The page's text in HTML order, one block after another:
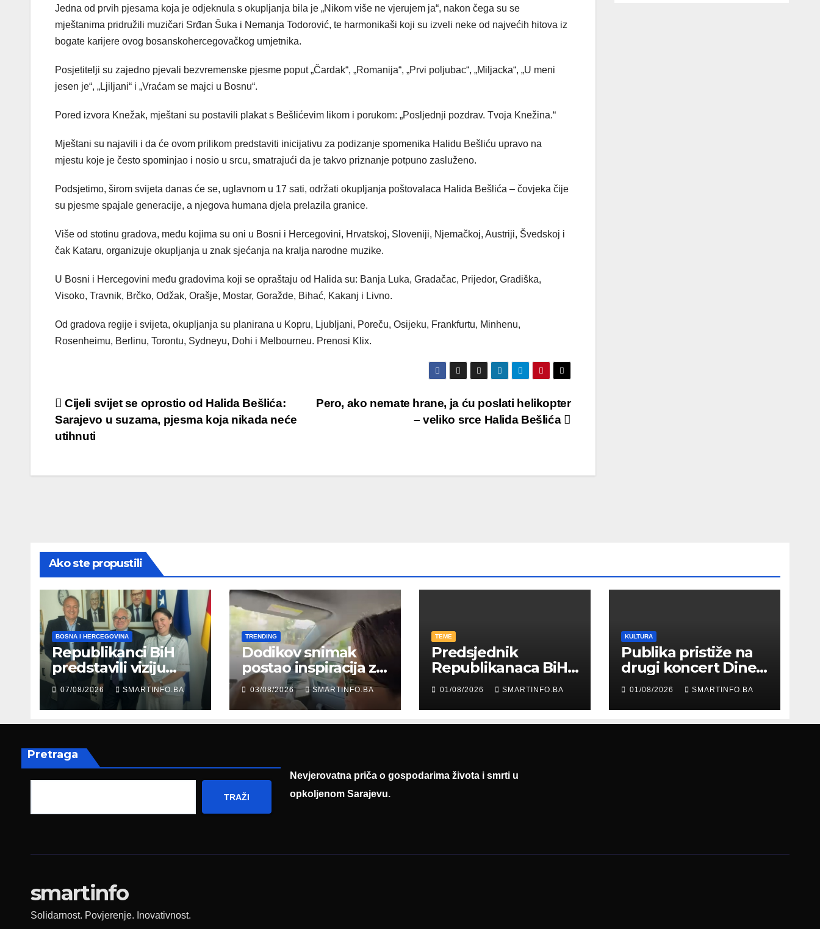
Jedna od prvih pjesama koja je odjeknula s okupljanja bila je „Nikom više ne vjerujem ja“, nakon čega su se
mještanima pridružili muzičari Srđan Šuka i Nemanja Todorović, te harmonikaši koji su izveli neke od najvećih hitova iz
bogate karijere ovog bosanskohercegovačkog umjetnika.
Posjetitelji su zajedno pjevali bezvremenske pjesme poput „Čardak“, „Romanija“, „Prvi poljubac“, „Miljacka“, „U meni
jesen je“, „Ljiljani“ i „Vraćam se majci u Bosnu“.
Pored izvora Knežak, mještani su postavili plakat s Bešlićevim likom i porukom: „Posljednji pozdrav. Tvoja Knežina.“
Mještani su najavili i da će ovom prilikom predstaviti inicijativu za podizanje spomenika Halidu Bešliću upravo na
mjestu koje je često spominjao i nosio u srcu, smatrajući da je takvo priznanje potpuno zasluženo.
Podsjetimo, širom svijeta danas će se, uglavnom u 17 sati, održati okupljanja poštovalaca Halida Bešlića – čovjeka čije
su pjesme spajale generacije, a njegova humana djela prelazila granice.
Više od stotinu gradova, među kojima su oni u Bosni i Hercegovini, Hrvatskoj, Sloveniji, Njemačkoj, Austriji, Švedskoj i
čak Kataru, organizuje okupljanja u znak sjećanja na kralja narodne muzike.
U Bosni i Hercegovini među gradovima koji se opraštaju od Halida su: Banja Luka, Gradačac, Prijedor, Gradiška,
Visoko, Travnik, Brčko, Odžak, Orašje, Mostar, Goražde, Bihać, Kakanj i Livno.
Od gradova regije i svijeta, okupljanja su planirana u Kopru, Ljubljani, Poreču, Osijeku, Frankfurtu, Minhenu,
Rosenheimu, Berlinu, Torontu, Sydneyu, Dohi i Melbourneu. Prenosi Klix.
Post
navigation
Pero, ako nemate hrane, ja ću poslati helikopter
– veliko srce Halida Bešlića
Cijeli svijet se oprostio od Halida Bešlića:
Sarajevo u suzama, pjesma koja nikada neće
utihnuti
Ako ste propustili
BOSNA I HERCEGOVINA
Republikanci BiH
predstavili viziju
moderne Bosne i
Hercegovine
ambasadoru
Njemačke
07/08/2026 SMARTINFO.BA
TRENDING
Dodikov snimak
postao inspiracija za
šale: Građani kroz
parodiju poslali
poruku
03/08/2026 SMARTINFO.BA
TEME
Predsjednik
Republikanaca BiH
Edin Garaplija
prisustvovao
prezentaciji
Federalnog sajma
01/08/2026 SMARTINFO.BA
KULTURA
Publika pristiže na
drugi koncert Dine
Merlina na Koševu
01/08/2026 SMARTINFO.BA
Pretraga
TRAŽI
Nevjerovatna priča o gospodarima života i smrti u
opkoljenom Sarajevu.
smartinfo
Solidarnost. Povjerenje. Inovativnost.